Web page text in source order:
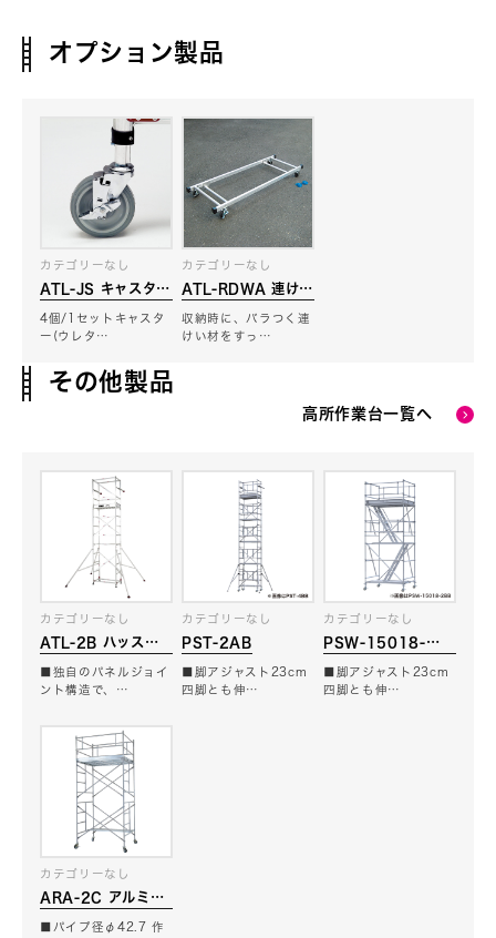
オプション製品
ATL-JS キャスター
カテゴリーなし
4個/1セットキャスタ
ー(ウレタ…
ATL-RDWA 連けい
カテゴリーなし
収納時に、バラつく連
けい材をすっ…
その他製品
高所作業台一覧へ
ATL-2B ハッスル
カテゴリーなし
■独自のパネルジョイ
ント構造で、…
PST-2AB
カテゴリーなし
■脚アジャスト23cm
四脚とも伸…
PSW-15018-
カテゴリーなし
■脚アジャスト23cm
四脚とも伸…
ARA-2C アルミロ
カテゴリーなし
■パイプ径φ42.7 作